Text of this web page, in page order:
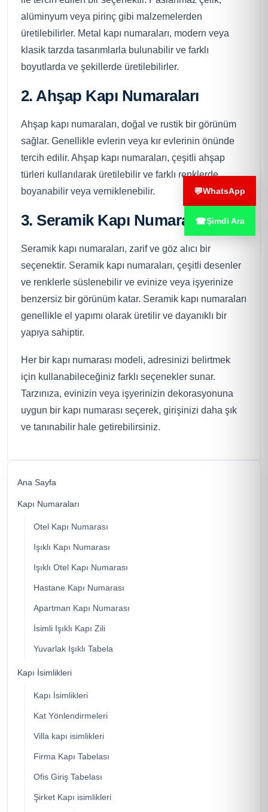
Ana Sayfa
Kapı Numaraları
Otel Kapı Numarası
Işıklı Kapı Numarası
Işıklı Otel Kapı Numarası
Hastane Kapı Numarası
Apartman Kapı Numarası
İsimli Işıklı Kapı Zili
Yuvarlak Işıklı Tabela
Kapı İsimlikleri
Kapı İsimlikleri
Kat Yönlendirmeleri
Villa kapı isimlikleri
Firma Kapı Tabelası
Ofis Giriş Tabelası
Şirket Kapı isimlikleri
alüminyum veya pirinç gibi malzemelerden
üretilebilirler. Metal kapı numaraları, modern veya
klasik tarzda tasarımlarla bulunabilir ve farklı
boyutlarda ve şekillerde üretilebilirler.
2. Ahşap Kapı Numaraları
Ahşap kapı numaraları, doğal ve rustik bir görünüm
sağlar. Genellikle evlerin veya kır evlerinin önünde
tercih edilir. Ahşap kapı numaraları, çeşitli ahşap
türleri kullanılarak üretilebilir ve farklı renklerde
boyanabilir veya verniklenebilir.
3. Seramik Kapı Numaraları
Seramik kapı numaraları, zarif ve göz alıcı bir
seçenektir. Seramik kapı numaraları, çeşitli desenler
ve renklerle süslenebilir ve evinize veya işyerinize
benzersiz bir görünüm katar. Seramik kapı numaraları
genellikle el yapımı olarak üretilir ve dayanıklı bir
yapıya sahiptir.
Her bir kapı numarası modeli, adresinizi belirtmek
için kullanabileceğiniz farklı seçenekler sunar.
Tarzınıza, evinizin veya işyerinizin dekorasyonuna
uygun bir kapı numarası seçerek, girişinizi daha şık
ve tanınabilir hale getirebilirsiniz.
💬WhatsApp
☎Şimdi Ara